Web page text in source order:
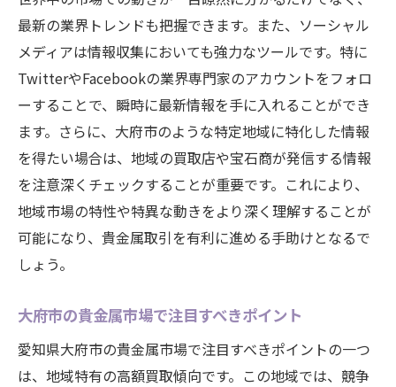
最新の業界トレンドも把握できます。また、ソーシャル
メディアは情報収集においても強力なツールです。特に
TwitterやFacebookの業界専門家のアカウントをフォロ
ーすることで、瞬時に最新情報を手に入れることができ
ます。さらに、大府市のような特定地域に特化した情報
を得たい場合は、地域の買取店や宝石商が発信する情報
を注意深くチェックすることが重要です。これにより、
地域市場の特性や特異な動きをより深く理解することが
可能になり、貴金属取引を有利に進める手助けとなるで
しょう。
大府市の貴金属市場で注目すべきポイント
愛知県大府市の貴金属市場で注目すべきポイントの一つ
は、地域特有の高額買取傾向です。この地域では、競争